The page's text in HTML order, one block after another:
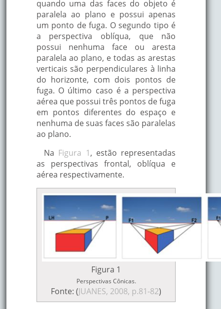
quando uma das faces do objeto é
paralela ao plano e possui apenas
um ponto de fuga. O segundo tipo é
a perspectiva oblíqua, que não
possui nenhuma face ou aresta
paralela ao plano, e todas as arestas
verticais são perpendiculares à linha
do horizonte, com dois pontos de
fuga. O último caso é a perspectiva
aérea que possui três pontos de fuga
em pontos diferentes do espaço e
nenhuma de suas faces são paralelas
ao plano.
Na Figura 1, estão representadas
as perspectivas frontal, oblíqua e
aérea respectivamente.
Figura 1
Perspectivas Cônicas.
Fonte: (JUANES, 2008, p.81-82)